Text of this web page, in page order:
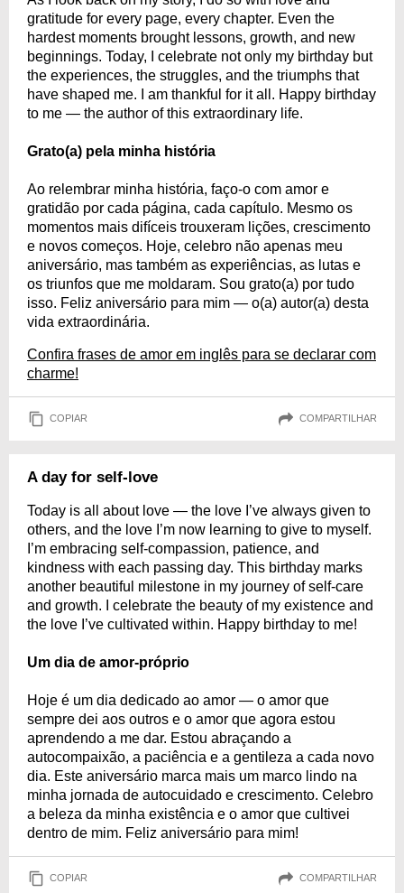
gratitude for every page, every chapter. Even the
hardest moments brought lessons, growth, and new
beginnings. Today, I celebrate not only my birthday but
the experiences, the struggles, and the triumphs that
have shaped me. I am thankful for it all. Happy birthday
to me — the author of this extraordinary life.
Grato(a) pela minha história
Ao relembrar minha história, faço-o com amor e
gratidão por cada página, cada capítulo. Mesmo os
momentos mais difíceis trouxeram lições, crescimento
e novos começos. Hoje, celebro não apenas meu
aniversário, mas também as experiências, as lutas e
os triunfos que me moldaram. Sou grato(a) por tudo
isso. Feliz aniversário para mim — o(a) autor(a) desta
vida extraordinária.
Confira frases de amor em inglês para se declarar com
charme!
COPIAR COMPARTILHAR
A day for self-love
Today is all about love — the love I’ve always given to
others, and the love I’m now learning to give to myself.
I’m embracing self-compassion, patience, and
kindness with each passing day. This birthday marks
another beautiful milestone in my journey of self-care
and growth. I celebrate the beauty of my existence and
the love I’ve cultivated within. Happy birthday to me!
Um dia de amor-próprio
Hoje é um dia dedicado ao amor — o amor que
sempre dei aos outros e o amor que agora estou
aprendendo a me dar. Estou abraçando a
autocompaixão, a paciência e a gentileza a cada novo
dia. Este aniversário marca mais um marco lindo na
minha jornada de autocuidado e crescimento. Celebro
a beleza da minha existência e o amor que cultivei
dentro de mim. Feliz aniversário para mim!
COPIAR COMPARTILHAR